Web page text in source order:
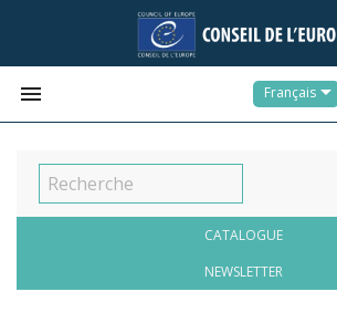
 Français
CATALOGUE
NEWSLETTER